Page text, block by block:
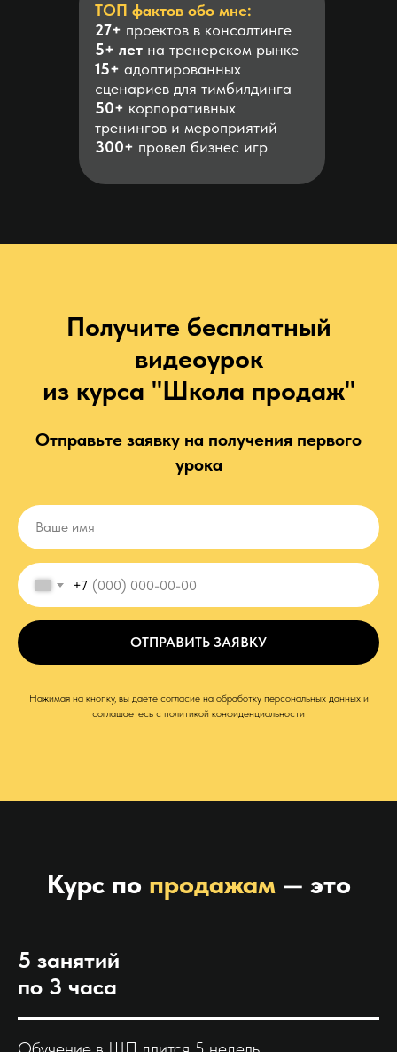
ТОП фактов обо мне:
27+ проектов в консалтинге
5+ лет на тренерском рынке
15+ адоптированных
сценариев для тимбилдинга
50+ корпоративных
тренингов и мероприятий
300+ провел бизнес игр
Получите бесплатный
видеоурок
из курса "Школа продаж"
Отправьте заявку на получения первого
урока
Ваше имя
+7
ОТПРАВИТЬ ЗАЯВКУ
Нажимая на кнопку, вы даете согласие на обработку персональных данных и
соглашаетесь c политикой конфиденциальности
Курс по продажам — это
5 занятий
по 3 часа